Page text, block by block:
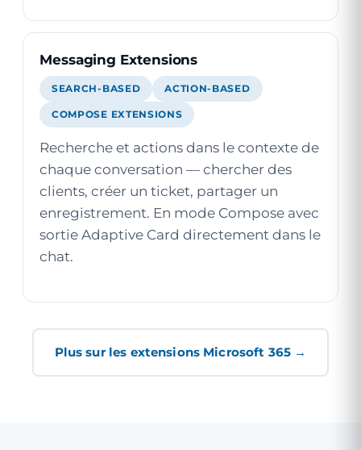
Messaging Extensions
SEARCH-BASED ACTION-BASED
COMPOSE EXTENSIONS
Recherche et actions dans le contexte de
chaque conversation — chercher des
clients, créer un ticket, partager un
enregistrement. En mode Compose avec
sortie Adaptive Card directement dans le
chat.
Plus sur les extensions Microsoft 365 →